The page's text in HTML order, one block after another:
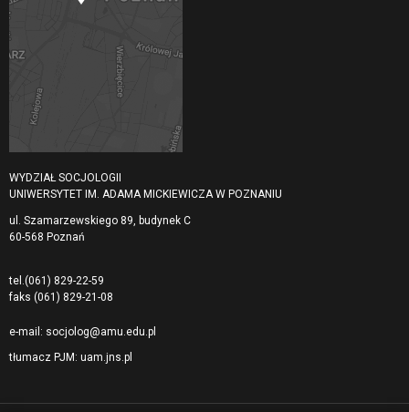
WYDZIAŁ SOCJOLOGII
UNIWERSYTET IM. ADAMA MICKIEWICZA W POZNANIU
ul. Szamarzewskiego 89, budynek C
60-568 Poznań
tel. (061) 829-22-59
faks (061) 829-21-08
e-mail: socjolog@amu.edu.pl
tłumacz PJM: uam.jns.pl